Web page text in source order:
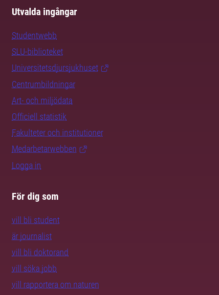
Utvalda ingångar
Studentwebb
SLU-biblioteket
Universitetsdjursjukhuset
Centrumbildningar
Art- och miljödata
Officiell statistik
Fakulteter och institutioner
Medarbetarwebben
Logga in
För dig som
vill bli student
är journalist
vill bli doktorand
vill söka jobb
vill rapportera om naturen